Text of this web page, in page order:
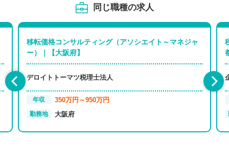
同じ職種の求人
移転価格コンサルティング（アソシエイト～マネジャ
ー）｜【大阪府】
デロイトトーマツ税理士法人
年収 350万円～950万円
勤務地 大阪府